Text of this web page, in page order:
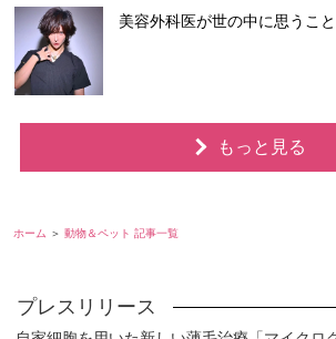
美容外科医が世の中に思うこと
もっと見る
ホーム 動物＆ペット 記事一覧